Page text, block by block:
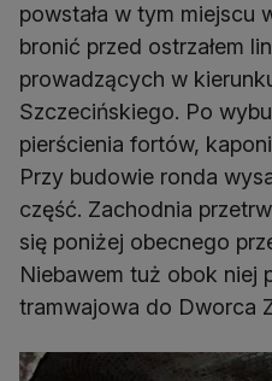
powstała w tym miejscu
bronić przed ostrzałem
prowadzących w
Szczecińskiego. Po
pierścienia fortów,
Przy budowie ronda
część. Zachodnia
się poniżej obecnego
Niebawem tuż obok niej
tramwajowa do Dworca